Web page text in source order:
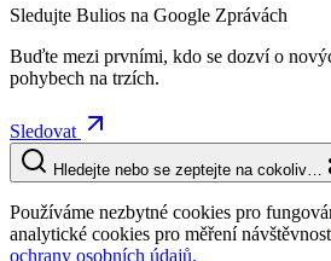
Sledujte Bulios na Google Zprávách
Buďte mezi prvními, kdo se dozví o
pohybech na trzích.
Sledovat
Hledejte nebo se zeptejte na cokoliv…
Používáme nezbytné cookies pro
analytické cookies pro měření
ochrany osobních údajů.